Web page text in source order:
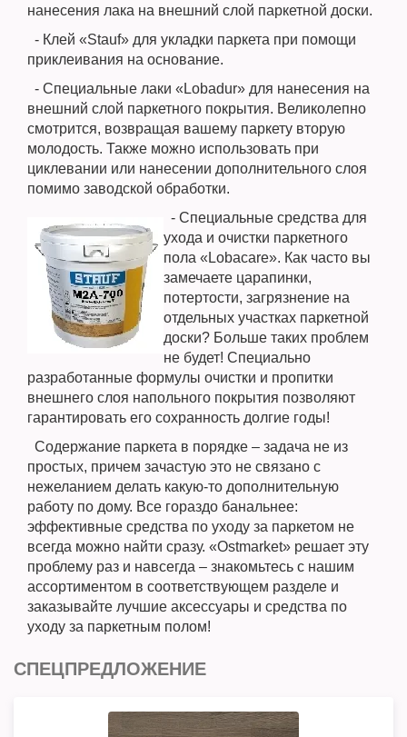
нанесения лака на внешний слой паркетной доски.
- Клей «Stauf» для укладки паркета при помощи
приклеивания на основание.
- Специальные лаки «Lobadur» для нанесения на
внешний слой паркетного покрытия. Великолепно
смотрится, возвращая вашему паркету вторую
молодость. Также можно использовать при
циклевании или нанесении дополнительного слоя
помимо заводской обработки.
- Специальные средства для
ухода и очистки паркетного
пола «Lobacare». Как часто вы
замечаете царапинки,
потертости, загрязнение на
отдельных участках паркетной
доски? Больше таких проблем
не будет! Специально
разработанные формулы очистки и пропитки
внешнего слоя напольного покрытия позволяют
гарантировать его сохранность долгие годы!
Содержание паркета в порядке – задача не из
простых, причем зачастую это не связано с
нежеланием делать какую-то дополнительную
работу по дому. Все гораздо банальнее:
эффективные средства по уходу за паркетом не
всегда можно найти сразу. «Ostmarket» решает эту
проблему раз и навсегда – знакомьтесь с нашим
ассортиментом в соответствующем разделе и
заказывайте лучшие аксессуары и средства по
уходу за паркетным полом!
СПЕЦПРЕДЛОЖЕНИЕ